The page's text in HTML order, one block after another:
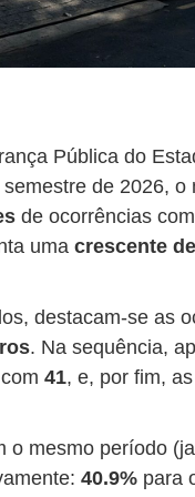
Pública do
de 2026,
de ocorrências
uma crescente
destacam-se as
. Na sequência,
41, e, por fim,
o mesmo período
40.9% para